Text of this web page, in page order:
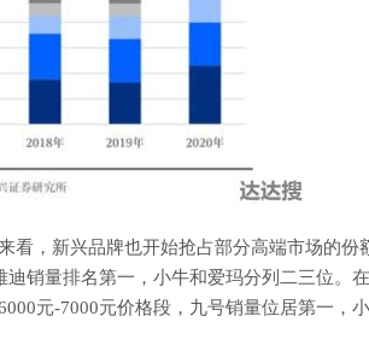
看，新兴品牌也开始抢占部分高端市场的份
销量排名第一，小牛和爱玛分列二三位。
元-7000元价格段，九号销量位居第一，